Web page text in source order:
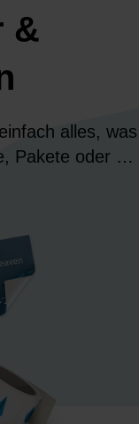
&
alles, was
Pakete oder als